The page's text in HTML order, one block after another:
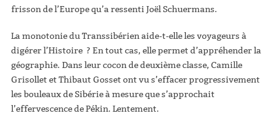
frisson de l’Europe qu’a ressenti Joël Schuermans.
La monotonie du Transsibérien aide-t-elle les voyageurs à
digérer l’Histoire ? En tout cas, elle permet d’appréhender la
géographie. Dans leur cocon de deuxième classe, Camille
Grisollet et Thibaut Gosset ont vu s’effacer progressivement
les bouleaux de Sibérie à mesure que s’approchait
l’effervescence de Pékin. Lentement.